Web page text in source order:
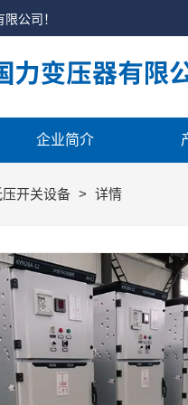
企业简介
公司！
开关设备 > 详情